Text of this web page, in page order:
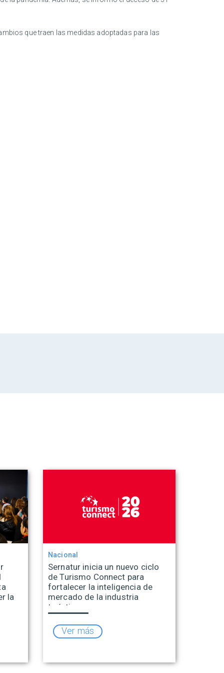
que traen las medidas adoptadas para las
la
Nacional
Sernatur inicia un nuevo ciclo
de Turismo Connect para
fortalecer la inteligencia de
mercado de la industria
turística
Ver más